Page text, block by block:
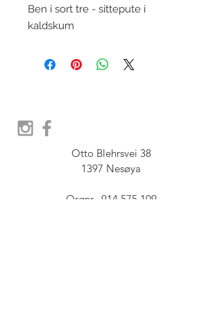
Ben i sort tre - sittepute i
kaldskum
Otto Blehrsvei 38
1397 Nesøya
Orgnr.  914 575 109